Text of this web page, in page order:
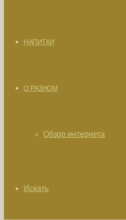
НАПИТКИ
О РАЗНОМ
Обзор интернета
Искать